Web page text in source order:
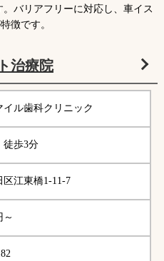
バリアフリーに対応し、車イス
徴です。
治療院
イル歯科クリニック
歩3分
区江東橋1-11-7
～